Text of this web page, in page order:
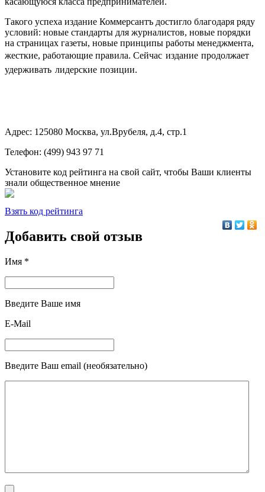
Такого успеха издание Коммерсантъ достигло благодаря ряду
условий: новые стандарты для журналистов, новые порядки
на страницах газеты, новые принципы работы менеджмента,
жесткие, работающие правила. Сейчас издание продолжает
удерживать лидерские позиции.
Адрес: 125080 Москва, ул.Врубеля, д.4, стр.1
Телефон: (499) 943 97 71
Установите код рейтинга на свой сайт, чтобы Ваши клиенты
знали общественное мнение
Взять код рейтинга
Добавить свой отзыв
Имя *
Введите Ваше имя
E-Mail
Введите Ваш email (необязательно)